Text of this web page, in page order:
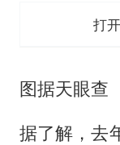
打
图据天眼查
据了解，去